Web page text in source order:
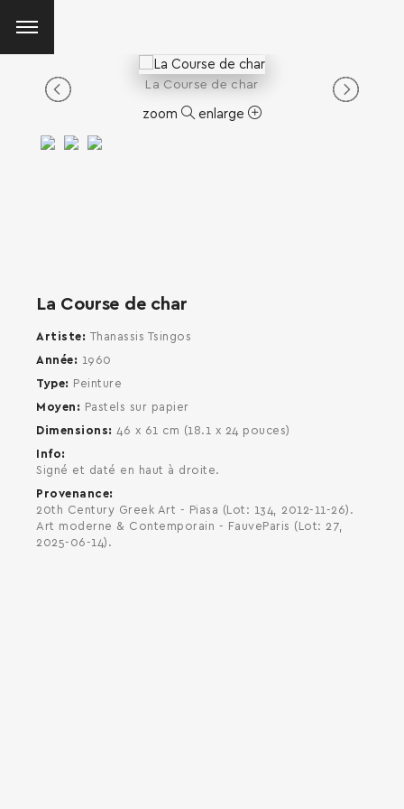
La Course de char
zoom enlarge
La Course de char
Artiste
Thanassis Tsingos
Année
1960
Type
Peinture
Moyen
Pastels sur papier
Dimensions
46 x 61 cm (18.1 x 24 pouces)
Info
Signé et daté en haut à droite.
Provenance
20th Century Greek Art - Piasa (Lot: 134, 2012-11-26).
Art moderne & Contemporain - FauveParis (Lot: 27,
2025-06-14).